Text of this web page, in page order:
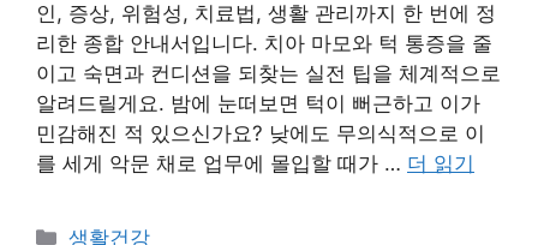
인, 증상, 위험성, 치료법, 생활 관리까지 한 번에 정
리한 종합 안내서입니다. 치아 마모와 턱 통증을 줄
이고 숙면과 컨디션을 되찾는 실전 팁을 체계적으로
알려드릴게요. 밤에 눈떠보면 턱이 뻐근하고 이가
민감해진 적 있으신가요? 낮에도 무의식적으로 이
를 세게 악문 채로 업무에 몰입할 때가 … 더 읽기
카
생활건강